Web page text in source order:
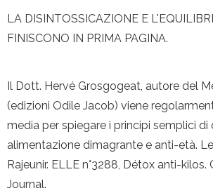
LA DISINTOSSICAZIONE E
FINISCONO IN PRIMA PAGINA.
Il Dott. Hervé Grosgogeat, autore del
(edizioni Odile Jacob) viene
media per spiegare i principi semplici di
alimentazione dimagrante e anti-età. Le
Rajeunir. ELLE n°3288, Détox anti-kilos.
Journal.